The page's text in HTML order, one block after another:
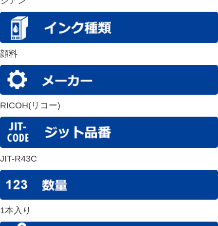
顔料
RICOH(リコー)
JIT-R43C
1本入り